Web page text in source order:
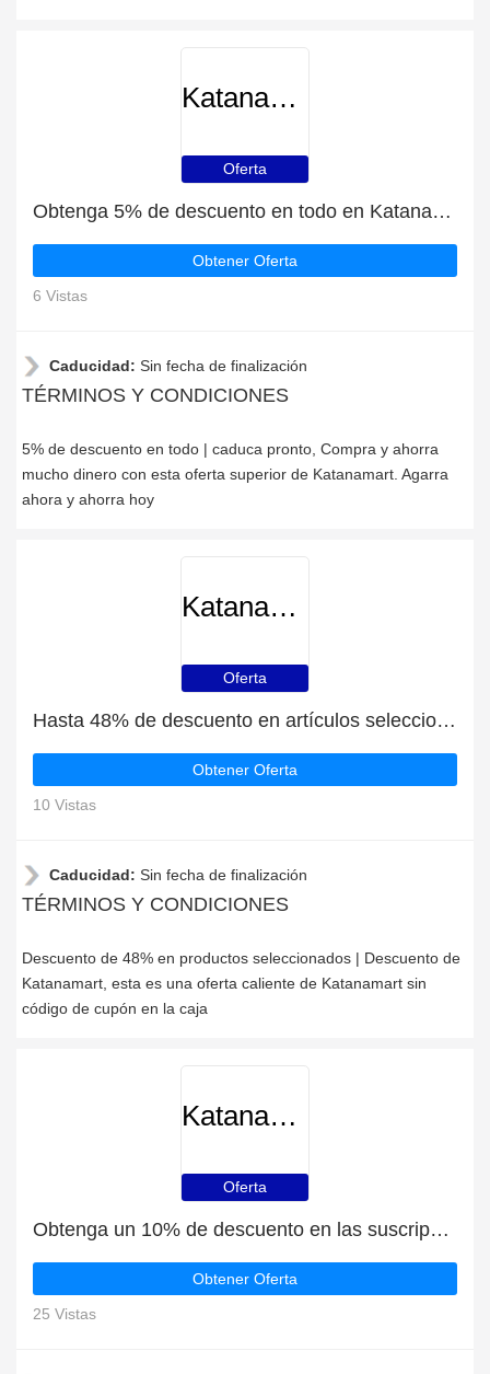
Katanamart
Oferta
Obtenga 5% de descuento en todo en Katanamart | caduca pronto
Obtener Oferta
6 Vistas
Caducidad: Sin fecha de finalización
TÉRMINOS Y CONDICIONES
5% de descuento en todo | caduca pronto, Compra y ahorra
mucho dinero con esta oferta superior de Katanamart. Agarra
ahora y ahorra hoy
Katanamart
Oferta
Hasta 48% de descuento en artículos seleccionados
Obtener Oferta
10 Vistas
Caducidad: Sin fecha de finalización
TÉRMINOS Y CONDICIONES
Descuento de 48% en productos seleccionados | Descuento de
Katanamart, esta es una oferta caliente de Katanamart sin
código de cupón en la caja
Katanamart
Oferta
Obtenga un 10% de descuento en las suscripciones al boletín de noticias
Obtener Oferta
25 Vistas